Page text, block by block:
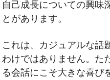
自己成長についての興味
とがあります。
これは、カジュアルな話
わけではありません。た
る会話にこそ大きな喜び